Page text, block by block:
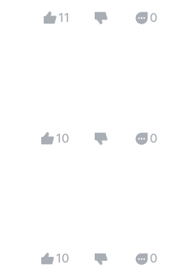
11 0
10 0
10 0